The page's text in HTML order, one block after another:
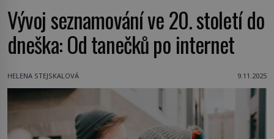
Vývoj seznamování ve 20. století do
dneška: Od tanečků po internet
HELENA STEJSKALOVÁ 9.11.2025